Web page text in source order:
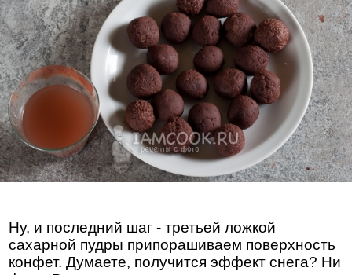
Ну, и последний шаг - третьей ложкой
сахарной пудры припорашиваем поверхность
конфет. Думаете, получится эффект снега? Ни